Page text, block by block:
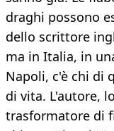
draghi possono
dello scrittore
ma in Italia, in
Napoli, c'è chi di
di vita. L'autore,
trasformatore di